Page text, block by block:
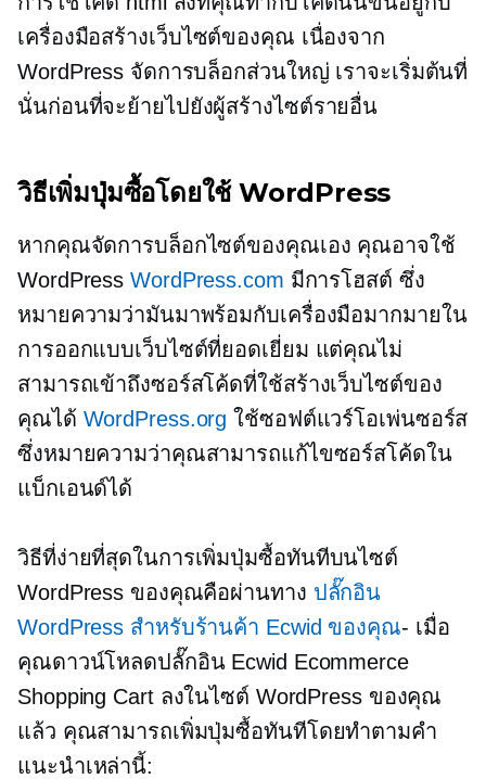
เครื่องมือสร้างเว็บไซต์ของคุณ เนื่องจาก
WordPress จัดการบล็อกส่วนใหญ่ เราจะเริ่มต้นที่
นั่นก่อนที่จะย้ายไปยังผู้สร้างไซต์รายอื่น
วิธีเพิ่มปุ่มซื้อโดยใช้ WordPress
หากคุณจัดการบล็อกไซต์ของคุณเอง คุณอาจใช้
WordPressWordPress.com มีการโฮสต์ ซึ่ง
หมายความว่ามันมาพร้อมกับเครื่องมือมากมายใน
การออกแบบเว็บไซต์ที่ยอดเยี่ยม แต่คุณไม่
สามารถเข้าถึงซอร์สโค้ดที่ใช้สร้างเว็บไซต์ของ
คุณได้ WordPress.org ใช้ซอฟต์แวร์โอเพ่นซอร์ส
ซึ่งหมายความว่าคุณสามารถแก้ไขซอร์สโค้ดใน
แบ็กเอนด์ได้
วิธีที่ง่ายที่สุดในการเพิ่มปุ่มซื้อทันทีบนไซต์
WordPress ของคุณคือผ่านทาง ปลั๊กอิน
WordPress สำหรับร้านค้า Ecwid ของคุณ- เมื่อ
คุณดาวน์โหลดปลั๊กอิน Ecwid Ecommerce
Shopping Cart ลงในไซต์ WordPress ของคุณ
แล้ว คุณสามารถเพิ่มปุ่มซื้อทันทีโดยทำตามคำ
แนะนำเหล่านี้: